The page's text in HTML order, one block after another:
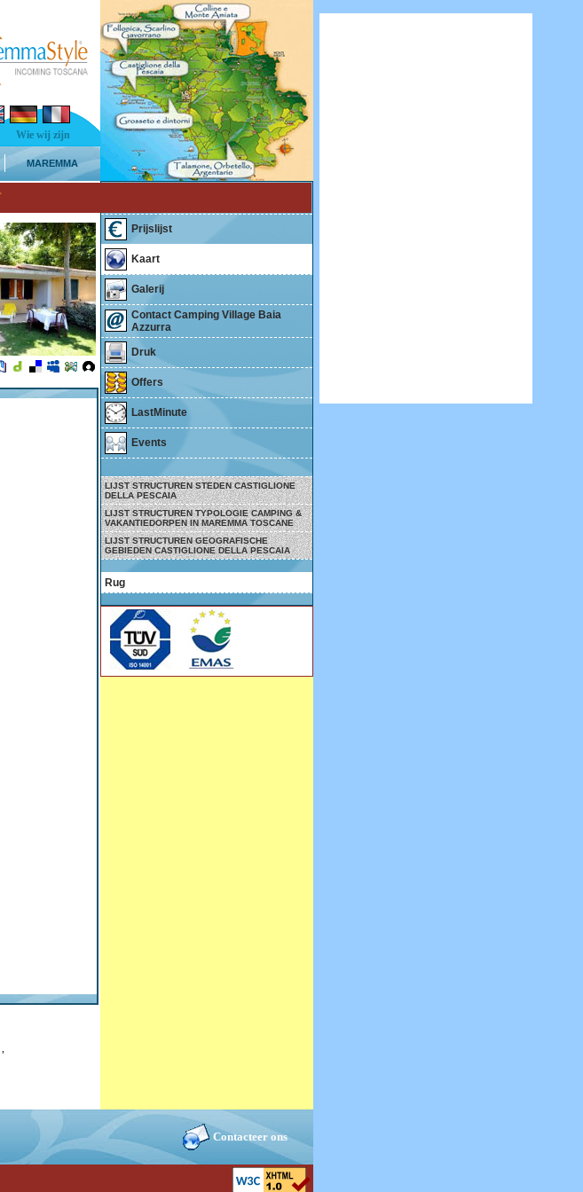
Wie wij zijn
MAREMMA
,
Prijslijst
Kaart
Galerij
Contact Camping Village Baia
Azzurra
Druk
Offers
LastMinute
Events
LIJST STRUCTUREN STEDEN CASTIGLIONE
DELLA PESCAIA
LIJST STRUCTUREN TYPOLOGIE CAMPING &
VAKANTIEDORPEN IN MAREMMA TOSCANE
LIJST STRUCTUREN GEOGRAFISCHE
GEBIEDEN CASTIGLIONE DELLA PESCAIA
Rug
Contacteer ons